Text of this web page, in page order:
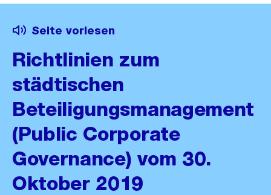
Seite vorlesen
Richtlinien zum
städtischen
Beteiligungsmanagement
(Public Corporate
Governance) vom 30.
Oktober 2019